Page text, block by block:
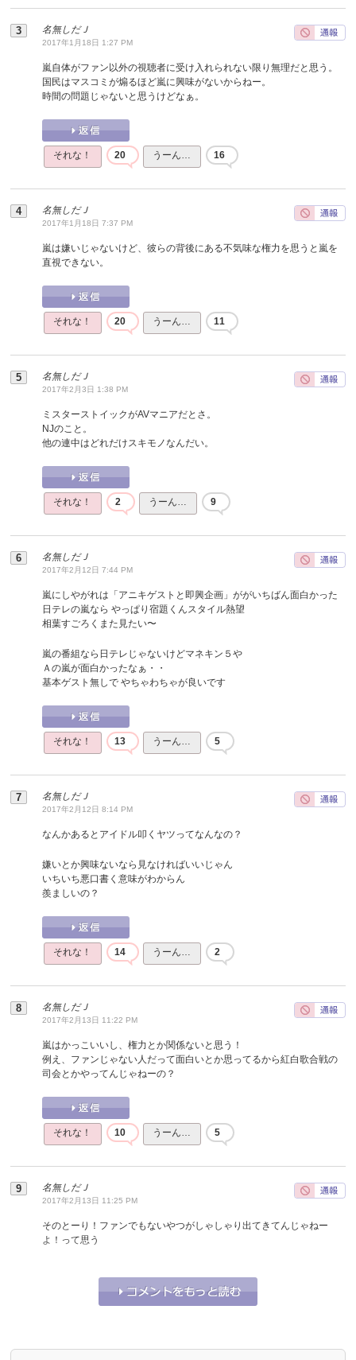
名無しだＪ
2017年1月18日 1:27 PM
嵐自体がファン以外の視聴者に受け入れられない限り無理だと思う。
国民はマスコミが煽るほど嵐に興味がないからねー。
時間の問題じゃないと思うけどなぁ。
それな！ 20 うーん… 16
名無しだＪ
2017年1月18日 7:37 PM
嵐は嫌いじゃないけど、彼らの背後にある不気味な権力を思うと嵐を
直視できない。
それな！ 20 うーん… 11
名無しだＪ
2017年2月3日 1:38 PM
ミスターストイックがAVマニアだとさ。
NJのこと。
他の連中はどれだけスキモノなんだい。
それな！ 2 うーん… 9
名無しだＪ
2017年2月12日 7:44 PM
嵐にしやがれは「アニキゲストと即興企画」ががいちばん面白かった
日テレの嵐なら やっぱり宿題くんスタイル熱望
相葉すごろくまた見たい〜
嵐の番組なら日テレじゃないけどマネキン５や
Ａの嵐が面白かったなぁ・・
基本ゲスト無しで やちゃわちゃが良いです
それな！ 13 うーん… 5
名無しだＪ
2017年2月12日 8:14 PM
なんかあるとアイドル叩くヤツってなんなの？
嫌いとか興味ないなら見なければいいじゃん
いちいち悪口書く意味がわからん
羨ましいの？
それな！ 14 うーん… 2
名無しだＪ
2017年2月13日 11:22 PM
嵐はかっこいいし、権力とか関係ないと思う！
例え、ファンじゃない人だって面白いとか思ってるから紅白歌合戦の
司会とかやってんじゃねーの？
それな！ 10 うーん… 5
名無しだＪ
2017年2月13日 11:25 PM
そのとーり！ファンでもないやつがしゃしゃり出てきてんじゃねー
よ！って思う
3 うーん… 2